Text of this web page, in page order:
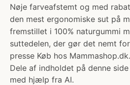
Nøje farveafstemt og med
den mest ergonomiske sut på
fremstillet i 100% naturgummi
suttedelen, der gør det nemt
presse Køb hos Mammashop.dk.
Dele af indholdet på denne
med hjælp fra AI.